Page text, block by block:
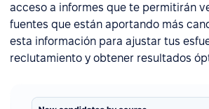
acceso a informes que te permitirán
fuentes que están aportando más
esta información para ajustar tus
reclutamiento y obtener resultados